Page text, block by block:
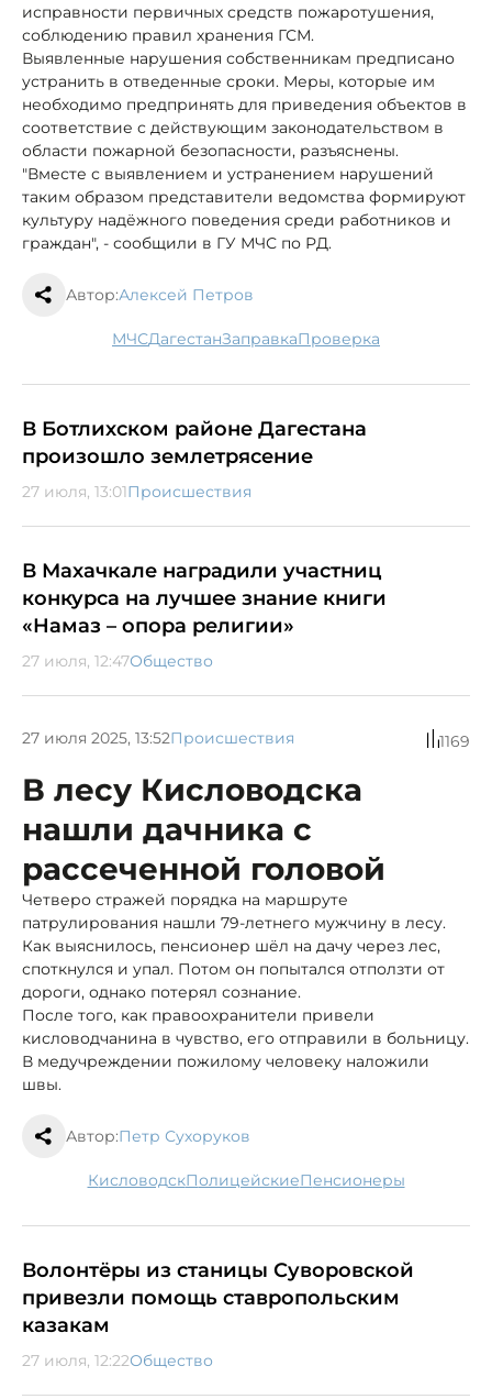
исправности первичных средств пожаротушения,
соблюдению правил хранения ГСМ.
Выявленные нарушения собственникам предписано
устранить в отведенные сроки. Меры, которые им
необходимо предпринять для приведения объектов в
соответствие с действующим законодательством в
области пожарной безопасности, разъяснены.
"Вместе с выявлением и устранением нарушений
таким образом представители ведомства формируют
культуру надёжного поведения среди работников и
граждан", - сообщили в ГУ МЧС по РД.
Автор:Алексей Петров
МЧС Дагестан заправка проверка
В Ботлихском районе Дагестана
произошло землетрясение
27 июля, 13:01Происшествия
В Махачкале наградили участниц
конкурса на лучшее знание книги
«Намаз – опора религии»
27 июля, 12:47Общество
27 июля 2025, 13:52Происшествия 1169
В лесу Кисловодска
нашли дачника с
рассеченной головой
Четверо стражей порядка на маршруте
патрулирования нашли 79-летнего мужчину в лесу.
Как выяснилось, пенсионер шёл на дачу через лес,
споткнулся и упал. Потом он попытался отползти от
дороги, однако потерял сознание.
После того, как правоохранители привели
кисловодчанина в чувство, его отправили в больницу.
В медучреждении пожилому человеку наложили
швы.
Автор:Петр Сухоруков
Кисловодск полицейские пенсионеры
Волонтёры из станицы Суворовской
привезли помощь ставропольским
казакам
27 июля, 12:22Общество